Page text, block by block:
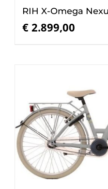
RIH X-Omega
€ 2.899,00